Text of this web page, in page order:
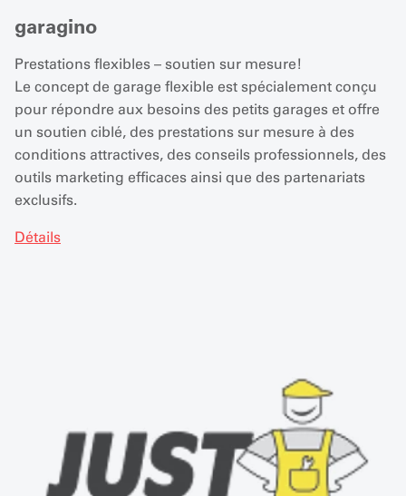
garagino
Prestations flexibles – soutien sur mesure!
Le concept de garage flexible est spécialement conçu
pour répondre aux besoins des petits garages et offre
un soutien ciblé, des prestations sur mesure à des
conditions attractives, des conseils professionnels, des
outils marketing efficaces ainsi que des partenariats
exclusifs.
Détails